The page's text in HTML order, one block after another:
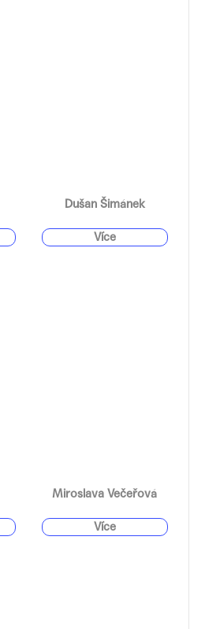
Dušan Šimánek
Miroslava Večeřová